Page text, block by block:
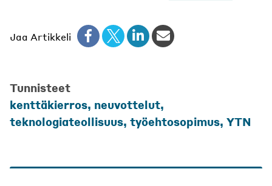
Jaa Artikkeli
Tunnisteet
kenttäkierros, neuvottelut,
teknologiateollisuus, työehtosopimus, YTN